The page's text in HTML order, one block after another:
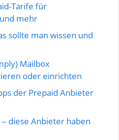
Tarife für
mehr
sollte man wissen und
Mailbox
oder einrichten
der Prepaid Anbieter
diese Anbieter haben